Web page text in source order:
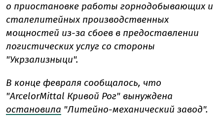
о приостановке работы горнодобывающих и
сталелитейных производственных
мощностей из-за сбоев в предоставлении
логистических услуг со стороны
"Укрзализныци".
В конце февраля сообщалось, что
"ArcelorMittal Кривой Рог" вынуждена
остановила "Литейно-механический завод".